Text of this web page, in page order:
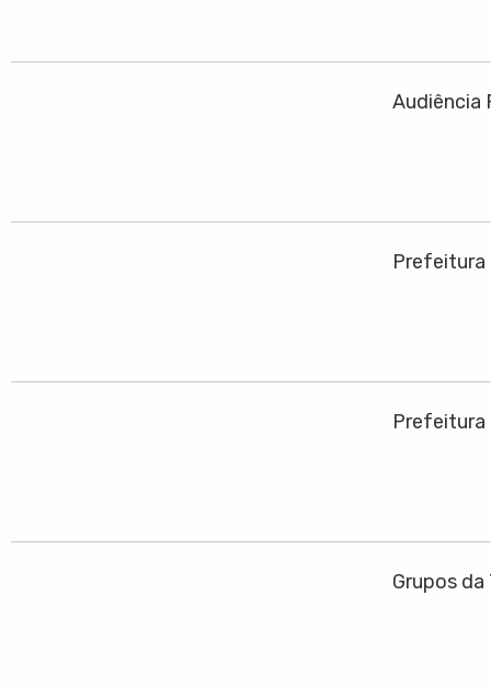
Audiência
Prefeitura
Prefeitura
Grupos